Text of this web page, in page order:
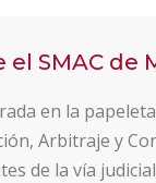
SMAC de
en la
Arbitraje y
de la vía